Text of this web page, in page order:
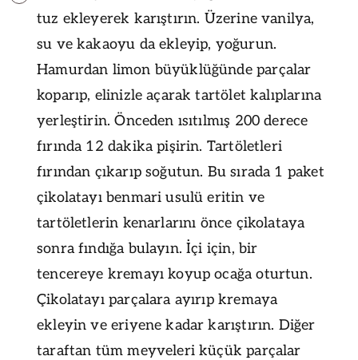
tuz ekleyerek karıştırın. Üzerine vanilya,
su ve kakaoyu da ekleyip, yoğurun.
Hamurdan limon büyüklüğünde parçalar
koparıp, elinizle açarak tartölet kalıplarına
yerleştirin. Önceden ısıtılmış 200 derece
fırında 12 dakika pişirin. Tartöletleri
fırından çıkarıp soğutun. Bu sırada 1 paket
çikolatayı benmari usulü eritin ve
tartöletlerin kenarlarını önce çikolataya
sonra fındığa bulayın. İçi için, bir
tencereye kremayı koyup ocağa oturtun.
Çikolatayı parçalara ayırıp kremaya
ekleyin ve eriyene kadar karıştırın. Diğer
taraftan tüm meyveleri küçük parçalar